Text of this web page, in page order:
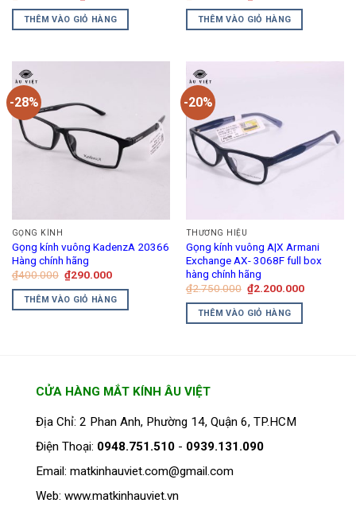
gốc
là:
₫10.900.000.
THÊM VÀO GIỎ HÀNG
gốc
là:
₫2.200.000.
THÊM VÀO GIỎ HÀNG
-28%
GỌNG KÍNH
Gọng kính vuông KadenzA 20366
Hàng chính hãng
₫400.000 Giá
gốc
là:
₫400.000.
₫290.000Giá
tại
là:
THÊM VÀO GIỎ HÀNG
-20%
THƯƠNG HIỆU
Gọng kính vuông A|X Armani
Exchange AX- 3068F full box
hàng chính hãng
₫2.750.000 Giá
gốc
là:
₫2.750.000.
₫2.200.000Giá
THÊM VÀO GIỎ HÀNG
CỬA HÀNG MẮT KÍNH ÂU VIỆT
Địa Chỉ: 2 Phan Anh, Phường 14, Quận 6, TP.HCM
Điện Thoại: 0948.751.510 - 0939.131.090
Email: matkinhauviet.com@gmail.com
Web: www.matkinhauviet.vn